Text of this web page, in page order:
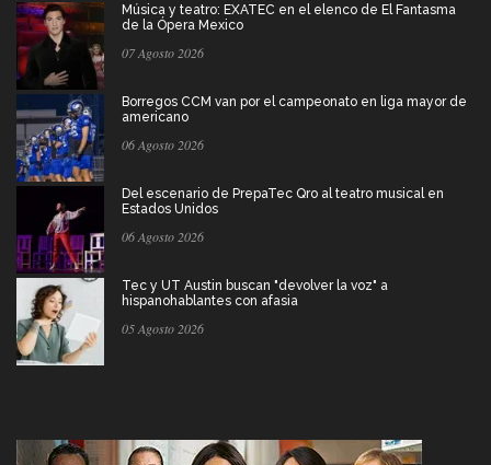
Música y teatro: EXATEC en el elenco de El Fantasma
de la Ópera Mexico
07 Agosto 2026
Borregos CCM van por el campeonato en liga mayor de
americano
06 Agosto 2026
Del escenario de PrepaTec Qro al teatro musical en
Estados Unidos
06 Agosto 2026
Tec y UT Austin buscan "devolver la voz" a
hispanohablantes con afasia
05 Agosto 2026